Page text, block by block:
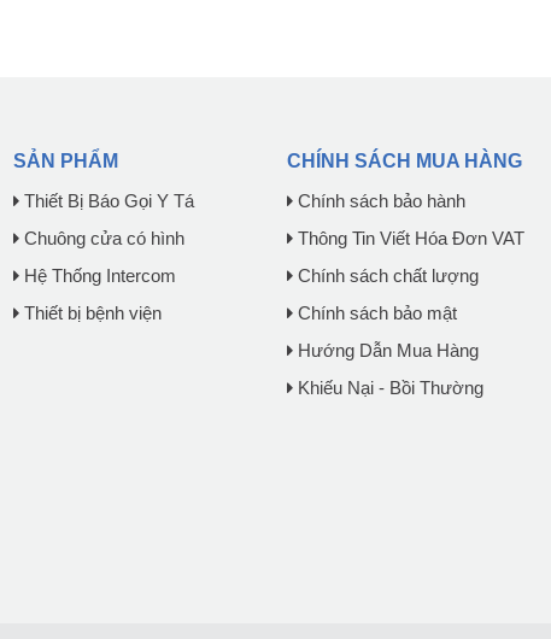
SẢN PHẨM
Thiết Bị Báo Gọi Y Tá
Chuông cửa có hình
Hệ Thống Intercom
Thiết bị bệnh viện
CHÍNH SÁCH MUA HÀNG
Chính sách bảo hành
Thông Tin Viết Hóa Đơn VAT
Chính sách chất lượng
Chính sách bảo mật
Hướng Dẫn Mua Hàng
Khiếu Nại - Bồi Thường